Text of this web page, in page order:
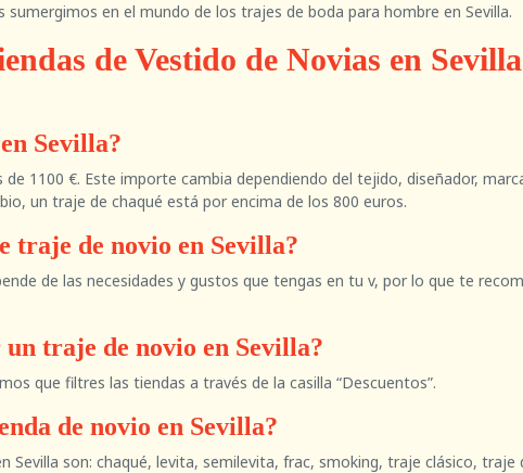
en el mundo de los trajes de boda para hombre en Sevilla.
de Vestido de Novias en Sevilla
Sevilla?
1100 €. Este importe cambia dependiendo del tejido, diseñador,
un traje de chaqué está por encima de los 800 euros.
traje de novio en Sevilla?
de las necesidades y gustos que tengas en tu v, por lo que te
un traje de novio en Sevilla?
que filtres las tiendas a través de la casilla “Descuentos”.
de novio en Sevilla?
Sevilla son: chaqué, levita, semilevita, frac, smoking, traje clásico,